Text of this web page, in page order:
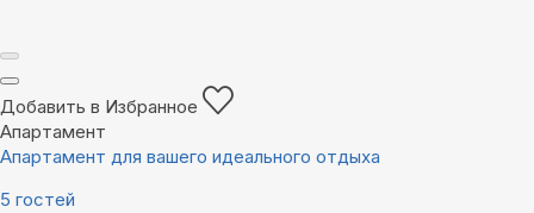
Добавить в Избранное
Апартамент
Апартамент для вашего идеального отдыха
5 гостей